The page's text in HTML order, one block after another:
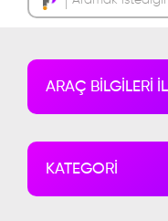
ARAÇ BİLGİLERİ
KATEGORİ